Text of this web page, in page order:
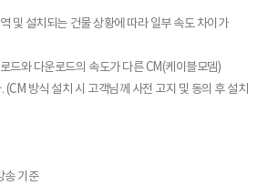
및 설치되는 건물 상황에 따라 일부 속도 차이가
드와 다운로드의 속도가 다른 CM(케이블모뎀)
(CM 방식 설치 시 고객님께 사전 고지 및 동의 후 설치
송 기준